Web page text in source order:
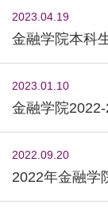
2023.04.19
金融学院本科
2023.01.10
金融学院
2022.09.20
2022年金融学